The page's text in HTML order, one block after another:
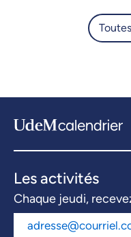
Les activités
Chaque jeudi,